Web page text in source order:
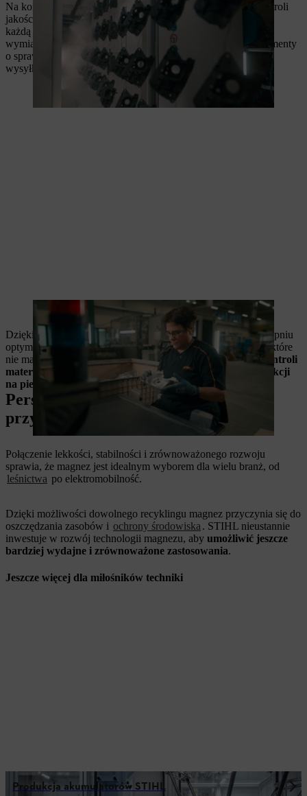
Na koniec każdy element jest poddawany rygorystycznej kontroli
jakości. Specjalnie przeszkoleni specjaliści sprawdzają ręcznie
każdą część pod kątem wad optycznych lub odchyleń
wymiarowych. Ta kontrola wzrokowa zapewnia, że tylko elementy
o sprawdzonej jakości STIHL trafiają do dalszej produkcji lub
wysyłki.
Kontrola wzrokowa zapewnia wysoką jakość elementów
Dzięki temu procesowi o przejrzystej strukturze i wysokim stopniu
optymalizacji firma STIHL produkuje elementy magnezowe, które
nie mają wad technicznych ani wizualnych.
Od pierwszej kontroli
materiału po kontrolę końcową - na każdym etapie produkcji
na pierwszym miejscu jest jakość.
Perspektywa: Magnez jako materiał
przyszłości
Połączenie lekkości, stabilności i zrównoważonego rozwoju
sprawia, że magnez jest idealnym wyborem dla wielu branż, od
leśnictwa po elektromobilność.
Dzięki możliwości dowolnego recyklingu magnez przyczynia się do
oszczędzania zasobów i ochrony środowiska . STIHL nieustannie
inwestuje w rozwój technologii magnezu, aby umożliwić jeszcze
bardziej wydajne i zrównoważone zastosowania.
Jeszcze więcej dla miłośników techniki
Produkcja akumulatorów STIHL